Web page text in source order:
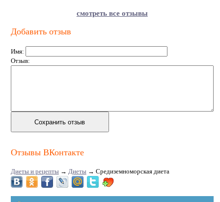
смотреть все отзывы
Добавить отзыв
Имя:
Отзыв:
Отзывы ВКонтакте
Диеты и рецепты→ Диеты→ Средиземноморская диета